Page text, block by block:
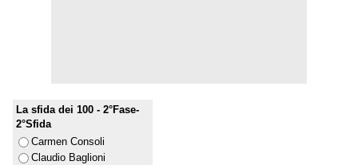
La sfida dei 100 - 2°Fase-
2°Sfida
Carmen Consoli
Claudio Baglioni